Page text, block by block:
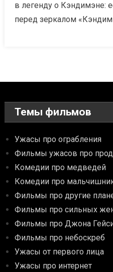
в легенду о Кэндимэне:
перед зеркалом
Темы фильмов
Ужасы про ограбления
Фильмы ужасов про
Комедии про медведей
Комедии про
Фильмы про другие
Фильмы про сильных
Фильмы про Джона
Фильмы про небоскреб
Ужасы от первого лица
Ужасы про интернет